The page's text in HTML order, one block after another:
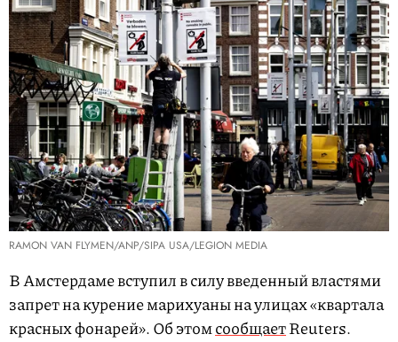
RAMON VAN FLYMEN/ANP/SIPA USA/LEGION MEDIA
В Амстердаме вступил в силу введенный властями
запрет на курение марихуаны на улицах «квартала
красных фонарей». Об этомсообщаетReuters.